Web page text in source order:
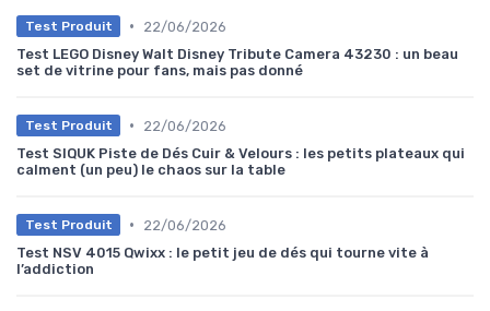
Test Produit •
22/06/2026
Test LEGO Disney Walt Disney Tribute Camera 43230 : un beau
set de vitrine pour fans, mais pas donné
Test Produit •
22/06/2026
Test SIQUK Piste de Dés Cuir & Velours : les petits plateaux qui
calment (un peu) le chaos sur la table
Test Produit •
22/06/2026
Test NSV 4015 Qwixx : le petit jeu de dés qui tourne vite à
l’addiction